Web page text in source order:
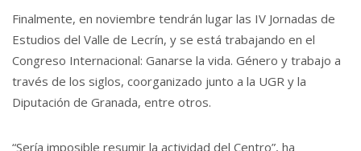
Finalmente, en noviembre tendrán lugar las IV Jornadas de
Estudios del Valle de Lecrín, y se está trabajando en el
Congreso Internacional: Ganarse la vida. Género y trabajo a
través de los siglos, coorganizado junto a la UGR y la
Diputación de Granada, entre otros.
“Sería imposible resumir la actividad del Centro”, ha